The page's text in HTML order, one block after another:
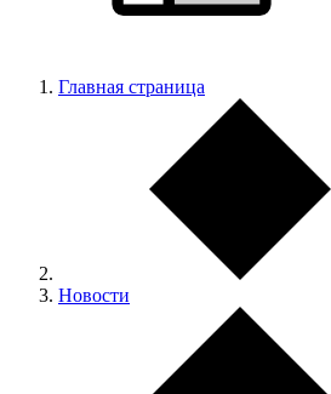
Главная страница
Новости